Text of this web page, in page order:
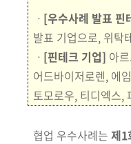
ㆍ [우수사례 발표 핀
발표 기업으로, 위탁
ㆍ [핀테크 기업] 아
어드바이저로렌, 에
토모로우, 티디엑스,
협업 우수사례는 제1